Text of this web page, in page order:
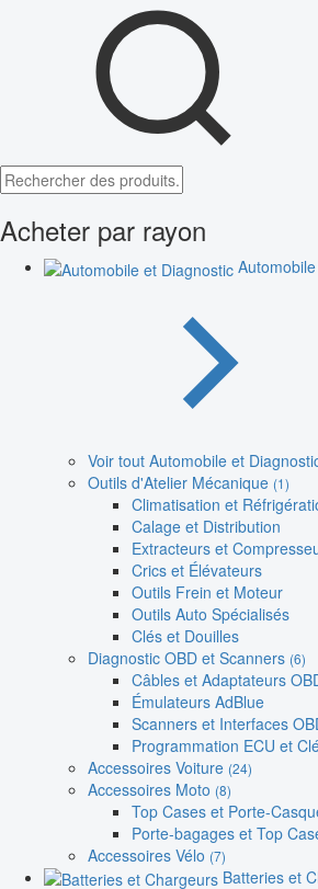
Acheter par rayon
Voir tout Automobile et
Outils d'Atelier Mécanique (1)
Climatisation et
Calage et Distribution
Extracteurs et
Crics et Élévateurs
Outils Frein et Moteur
Outils Auto Spécialisés
Clés et Douilles
Diagnostic OBD et Scanners (6)
Câbles et Adaptateurs
Émulateurs AdBlue
Scanners et Interfaces
Programmation ECU et
Accessoires Voiture (24)
Accessoires Moto (8)
Top Cases et Porte-
Porte-bagages et Top
Accessoires Vélo (7)
Batteries et